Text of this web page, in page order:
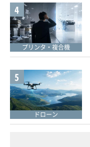
4
プリンタ・複合機
5
ドローン